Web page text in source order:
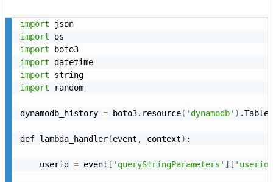
import
import
import
import
import
import random
dynamodb_history = boto3.resource( 'dynamodb' ) .Table
def lambda_handler(event, context) :
    userid
= event [ 'queryStringParameters' ] [ 'userid'